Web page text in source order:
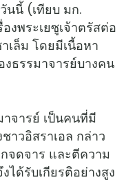
(เทียบ มก.
งพระเยซูเจ้าตรัสต่อ
เล็ม โดยมีเนื้อหา
ธรรมาจารย์บางคน
ารย์ เป็นคนที่มี
วอิสราเอล กล่าว
จดจาร และตีความ
ได้รับเกียรติอย่างสูง